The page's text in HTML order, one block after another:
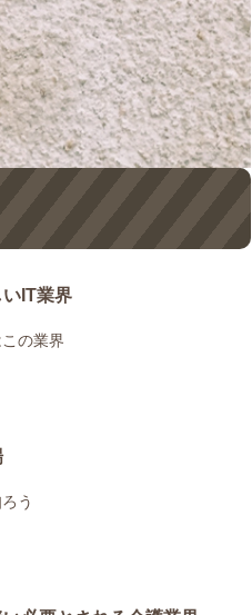
IT業界
の業界
う